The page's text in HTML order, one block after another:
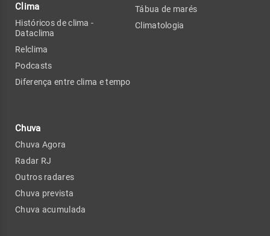
Clima
Históricos de clima -
Dataclima
Relclima
Podcasts
Diferença entre clima e tempo
Chuva
Chuva Agora
Radar RJ
Outros radares
Chuva prevista
Chuva acumulada
Tábua de marés
Climatologia